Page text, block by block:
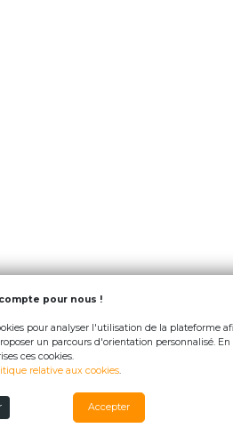
pour nous !
pour analyser l'utilisation de la plateforme
un parcours d'orientation personnalisé. En
ces cookies.
relative aux cookies.
Accepter